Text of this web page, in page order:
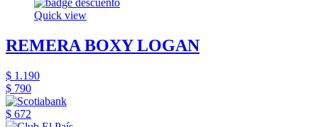
Quick view
REMERA BOXY LOGAN
$ 1.190
$ 790
$ 672